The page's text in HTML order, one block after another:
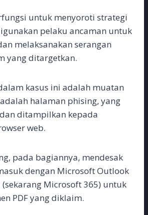
untuk menyoroti strategi
pelaku ancaman untuk
melaksanakan serangan
yang ditargetkan.
kasus ini adalah muatan
halaman phising, yang
ditampilkan kepada
web.
pada bagiannya, mendesak
dengan Microsoft Outlook
Microsoft 365) untuk
PDF yang diklaim.